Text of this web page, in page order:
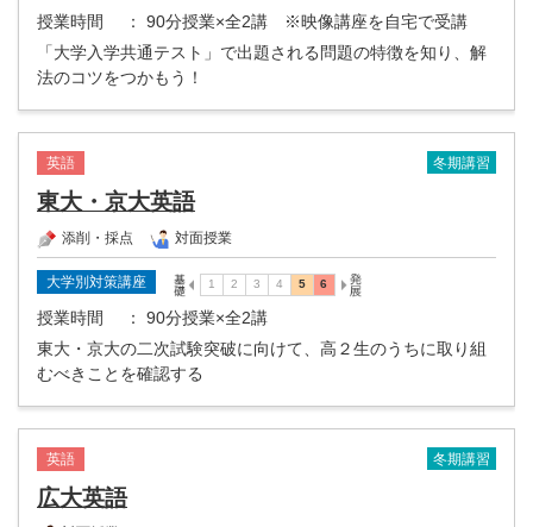
授業時間
： 90分授業×全2講 ※映像講座を自宅で受講
「大学入学共通テスト」で出題される問題の特徴を知り、解
法のコツをつかもう！
英語 冬期講習
東大・京大英語
添削・採点 対面授業
大学別対策講座
授業時間
： 90分授業×全2講
東大・京大の二次試験突破に向けて、高２生のうちに取り組
むべきことを確認する
英語 冬期講習
広大英語